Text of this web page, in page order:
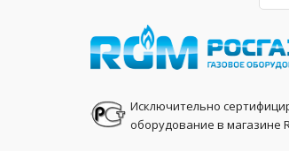
Исключительно
оборудование в магазине